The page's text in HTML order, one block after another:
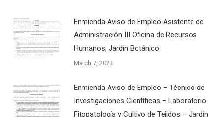
Enmienda Aviso de Empleo Asistente de
Administración III Oficina de Recursos
Humanos, Jardín Botánico
March 7, 2023
Enmienda Aviso de Empleo – Técnico de
Investigaciones Científicas – Laboratorio
Fitopatología y Cultivo de Tejidos – Jardín